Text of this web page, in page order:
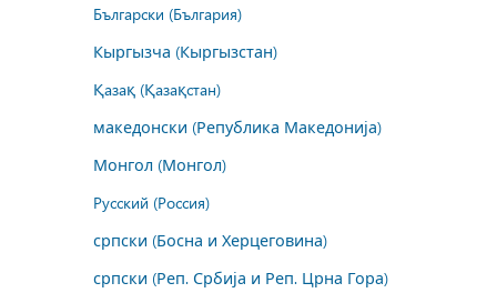
Български (България)
Кыргызча (Кыргызстан)
Қазақ (Қазақстан)
македонски (Република Македонија)
Монгол (Монгол)
Русский (Россия)
српски (Босна и Херцеговина)
српски (Реп. Србија и Реп. Црна Гора)